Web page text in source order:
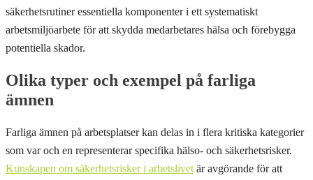
säkerhetsrutiner essentiella komponenter i ett systematiskt
arbetsmiljöarbete för att skydda medarbetares hälsa och förebygga
potentiella skador.
Olika typer och exempel på farliga
ämnen
Farliga ämnen på arbetsplatser kan delas in i flera kritiska kategorier
som var och en representerar specifika hälso- och säkerhetsrisker.
Kunskapen om säkerhetsrisker i arbetslivet är avgörande för att